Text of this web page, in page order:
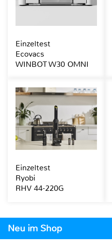
Neu im Shop
Einzeltest
Ecovacs
WINBOT W30 OMNI
Einzeltest
Ryobi
RHV 44-220G